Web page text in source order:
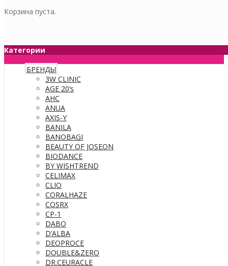
Корзина пуста.
Категории
БРЕНДЫ
3W CLINIC
AGE 20’s
AHC
ANUA
AXIS-Y
BANILA
BANOBAGI
BEAUTY OF JOSEON
BIODANCE
BY WISHTREND
CELIMAX
CLIO
CORALHAZE
COSRX
CP-1
DABO
D’ALBA
DEOPROCE
DOUBLE&ZERO
DR.CEURACLE